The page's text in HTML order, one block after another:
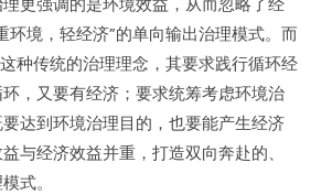
环境，轻经济”的单向输出治理模式。而
种传统的治理理念，其要求践行循环经
，又要有经济；要求统筹考虑环境治
达到环境治理目的，也要能产生经济
与经济效益并重，打造双向奔赴的、
式。